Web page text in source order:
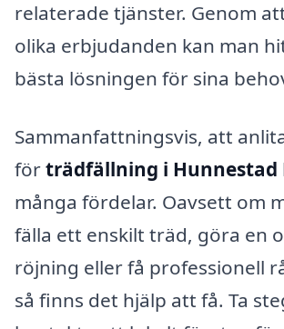
relaterade tjänster. Genom
olika erbjudanden kan man
bästa lösningen för sina
Sammanfattningsvis, att
förträdfällning i Hunnestad
många fördelar. Oavsett om
fälla ett enskilt träd, göra en
röjning eller få professionell
så finns det hjälp att få. Ta